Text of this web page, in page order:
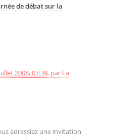
de débat sur la
2008, 07:39, par La
adressiez une invitation